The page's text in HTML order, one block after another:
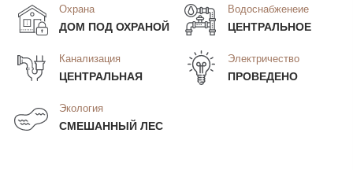
Охрана
ДОМ ПОД ОХРАНОЙ
Водоснабженеие
ЦЕНТРАЛЬНОЕ
Канализация
ЦЕНТРАЛЬНАЯ
Электричество
ПРОВЕДЕНО
Экология
СМЕШАННЫЙ ЛЕС